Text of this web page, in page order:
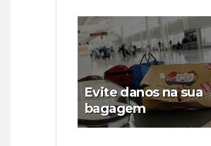
Evite danos na sua
bagagem